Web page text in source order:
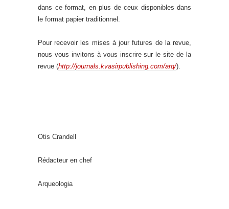
dans ce format, en plus de ceux disponibles dans
le format papier traditionnel.
Pour recevoir les mises à jour futures de la revue,
nous vous invitons à vous inscrire sur le site de la
revue (http://journals.kvasirpublishing.com/arq/).
Otis Crandell
Rédacteur en chef
Arqueologia